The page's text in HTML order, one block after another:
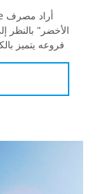
الأخضر" بالنظر إلى
فروعه يتميز